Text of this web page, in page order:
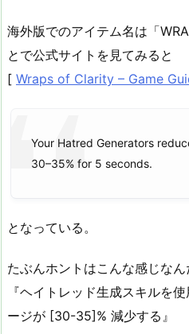
海外版でのアイテム名は「
とで公式サイトを見てみると
[ Wraps of Clarity – Game
Your Hatred Generators
30–35% for 5 seconds.
となっている。
たぶんホントはこんな感じな
『ヘイトレッド生成スキルを
ージが [30-35]% 減少する』